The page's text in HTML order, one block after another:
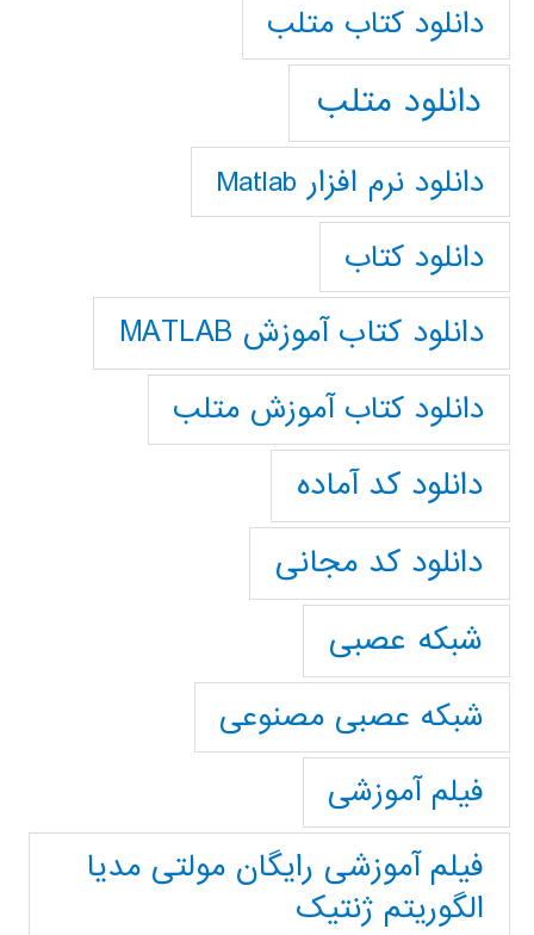
دانلود كتاب متلب
دانلود متلب
دانلود نرم افزار Matlab
دانلود کتاب
دانلود کتاب آموزش MATLAB
دانلود کتاب آموزش متلب
دانلود کد آماده
دانلود کد مجانی
شبکه عصبی
شبکه عصبی مصنوعی
فیلم آموزشی
فیلم آموزشی رایگان مولتی مدیا
الگوریتم ژنتیک